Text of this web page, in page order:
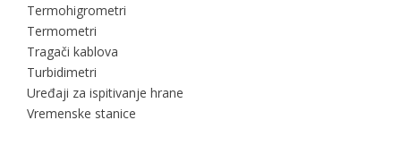
Termohigrometri
Termometri
Tragači kablova
Turbidimetri
Uređaji za ispitivanje hrane
Vremenske stanice